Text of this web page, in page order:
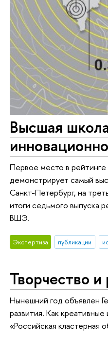
Высшая
Первое место в
демонстрирует самый
Санкт-Петербург, на
итоги седьмого выпуска
ВШЭ.
Экспертиза публикации
Творчество
Нынешний год объявлен
развития. Как
«Российская